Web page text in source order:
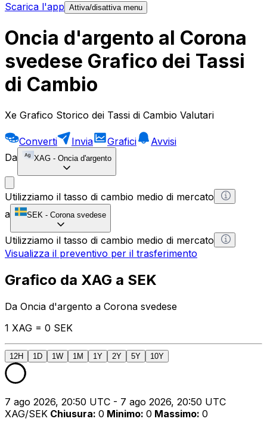
Scarica l'app Attiva/disattiva menu
Oncia d'argento al Corona
svedese Grafico dei Tassi
di Cambio
Xe Grafico Storico dei Tassi di Cambio Valutari
Converti Invia Grafici
Avvisi
Da
XAG - Oncia d'argento
Utilizziamo il tasso di cambio medio di mercato
a
SEK - Corona svedese
Utilizziamo il tasso di cambio medio di mercato
Visualizza il preventivo per il trasferimento
Grafico da XAG a SEK
Da Oncia d'argento a Corona svedese
1 XAG = 0 SEK
12H 1D 1W 1M 1Y 2Y 5Y 10Y
7 ago 2026, 20:50 UTC - 7 ago 2026, 20:50 UTC
XAG/SEK Chiusura: 0 Minimo: 0 Massimo: 0